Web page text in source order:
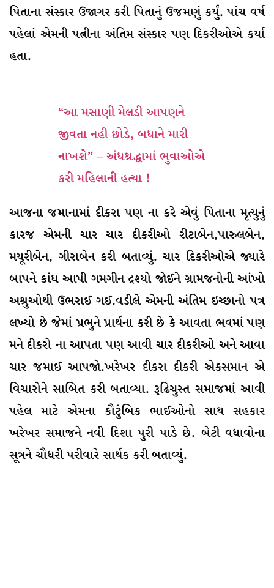
પિતાના સંસ્કાર ઉજાગર કરી પિતાનું ઉજમણું કર્યું. પાંચ વર્ષ
પહેલાં એમની પત્નીના અંતિમ સંસ્કાર પણ દિકરીઓએ કર્યા
હતા.
“આ મસાણી મેલડી આપણને
જીવતા નહી છોડે, બધાને મારી
નાખશે” – અંધશ્રદ્ધામાં ભુવાઓએ
કરી મહિલાની હત્યા !
આજના જમાનામાં દીકરા પણ ના કરે એવું પિતાના મૃત્યુનું
કારજ એમની ચાર ચાર દીકરીઓ રીટાબેન,પારુલબેન,
મયૂરીબેન, ગીરાબેન કરી બતાવ્યું. ચાર દિકરીઓએ જ્યારે
બાપને કાંધ આપી ગમગીન દ્રશ્યો જોઈને ગ્રામજનોની આંખો
અશ્રુઓથી ઉભરાઈ ગઈ.વડીલે એમની અંતિમ ઇચ્છાનો પત્ર
લખ્યો છે જેમાં પ્રભુને પ્રાર્થના કરી છે કે આવતા ભવમાં પણ
મને દીકરો ના આપતા પણ આવી ચાર દીકરીઓ અને આવા
ચાર જમાઈ આપજો.ખરેખર દીકરા દીકરી એકસમાન એ
વિચારોને સાબિત કરી બતાવ્યા. રૂઢિચુસ્ત સમાજમાં આવી
પહેલ માટે એમના કૌટુંબિક ભાઈઓનો સાથ સહકાર
ખરેખર સમાજને નવી દિશા પુરી પાડે છે. બેટી વધાવોના
સૂત્રને ચૌધરી પરીવારે સાર્થક કરી બતાવ્યું.